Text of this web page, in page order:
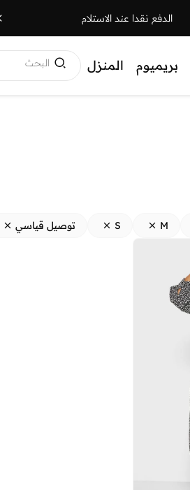
الدفع نقدا عند الاستلام
بريميوم المنزل البحث
M
S توصيل قياسي